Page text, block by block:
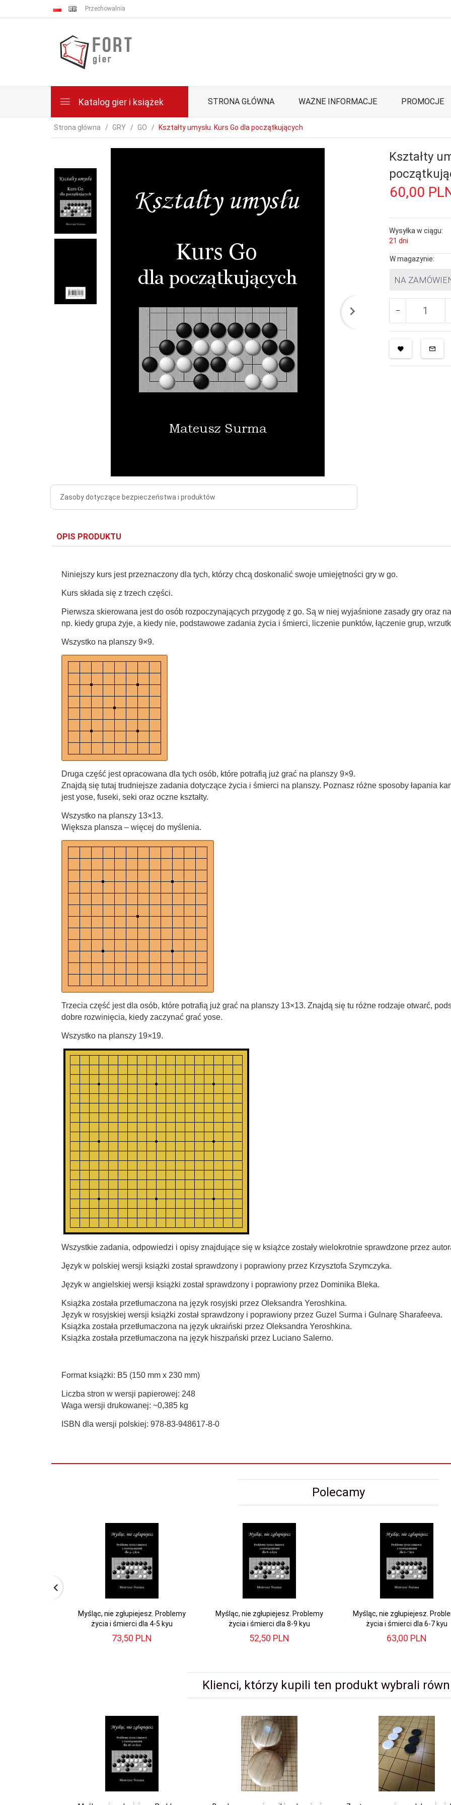
Przechowalnia
Katalog gier i książek STRONA GŁÓWNA WAŻNE INFORMACJE PROMOCJE
Strona główna GRY GO Kształty umysłu. Kurs Go dla początkujących
Zasoby dotyczące bezpieczeństwa i produktów
Kształty
60,00
Wysyłka w ciągu:
21 dni
W magazynie:
NA
OPIS PRODUKTU
Niniejszy kurs jest przeznaczony dla tych, którzy chcą doskonalić swoje umiejętności gry w go.
Kurs składa się z trzech części.
Pierwsza skierowana jest do osób rozpoczynających przygodę z go. Są w niej wyjaśnione zasady gry oraz
np. kiedy grupa żyje, a kiedy nie, podstawowe zadania życia i śmierci, liczenie punktów, łączenie grup,
Wszystko na planszy 9×9.
Druga część jest opracowana dla tych osób, które potrafią już grać na planszy 9×9.
Znajdą się tutaj trudniejsze zadania dotyczące życia i śmierci na planszy. Poznasz różne sposoby łapania
jest yose, fuseki, seki oraz oczne kształty.
Wszystko na planszy 13×13.
Większa plansza – więcej do myślenia.
Trzecia część jest dla osób, które potrafią już grać na planszy 13×13. Znajdą się tu różne rodzaje otwarć,
dobre rozwinięcia, kiedy zaczynać grać yose.
Wszystko na planszy 19×19.
Wszystkie zadania, odpowiedzi i opisy znajdujące się w książce zostały wielokrotnie sprawdzone przez
Język w polskiej wersji książki został sprawdzony i poprawiony przez Krzysztofa Szymczyka.
Język w angielskiej wersji książki został sprawdzony i poprawiony przez Dominika Bleka.
Książka została przetłumaczona na język rosyjski przez Oleksandra Yeroshkina.
Język w rosyjskiej wersji książki został sprawdzony i poprawiony przez Guzel Surma i Gulnarę Sharafeeva.
Książka została przetłumaczona na język ukraiński przez Oleksandra Yeroshkina.
Książka została przetłumaczona na język hiszpański przez Luciano Salerno.
Format książki: B5 (150 mm x 230 mm)
Liczba stron w wersji papierowej: 248
Waga wersji drukowanej: ~0,385 kg
ISBN dla wersji polskiej: 978-83-948617-8-0
Polecamy
Myśląc, nie zgłupiejesz. Problemy
życia i śmierci dla 4-5 kyu
73,50 PLN
Myśląc, nie zgłupiejesz. Problemy
życia i śmierci dla 8-9 kyu
52,50 PLN
Myśląc, nie zgłupiejesz.
życia i śmierci dla 6-7 kyu
63,00 PLN
Klienci, którzy kupili ten produkt wybrali